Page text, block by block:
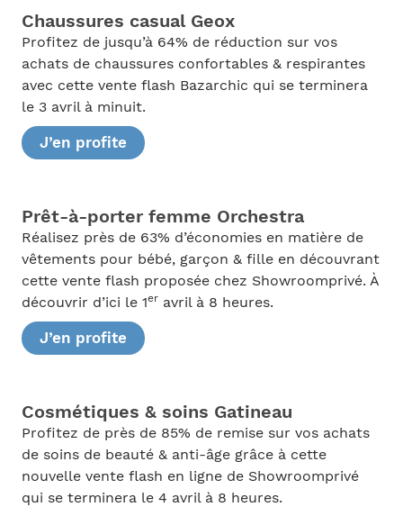
Chaussures casual Geox
Profitez de jusqu’à 64% de réduction sur vos
achats de chaussures confortables & respirantes
avec cette vente flash Bazarchic qui se terminera
le 3 avril à minuit.
J’en profite
Prêt-à-porter femme Orchestra
Réalisez près de 63% d’économies en matière de
vêtements pour bébé, garçon & fille en découvrant
cette vente flash proposée chez Showroomprivé. À
découvrir d’ici le 1eravril à 8 heures.
J’en profite
Cosmétiques & soins Gatineau
Profitez de près de 85% de remise sur vos achats
de soins de beauté & anti-âge grâce à cette
nouvelle vente flash en ligne de Showroomprivé
qui se terminera le 4 avril à 8 heures.